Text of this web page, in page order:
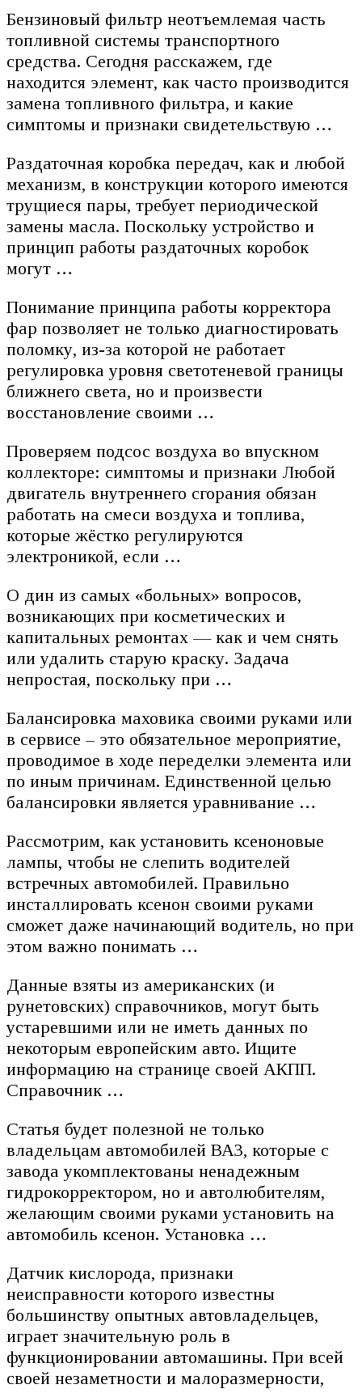
Бензиновый фильтр неотъемлемая часть
топливной системы транспортного
средства. Сегодня расскажем, где
находится элемент, как часто производится
замена топливного фильтра, и какие
симптомы и признаки свидетельствую …
Раздаточная коробка передач, как и любой
механизм, в конструкции которого имеются
трущиеся пары, требует периодической
замены масла. Поскольку устройство и
принцип работы раздаточных коробок
могут …
Понимание принципа работы корректора
фар позволяет не только диагностировать
поломку, из-за которой не работает
регулировка уровня светотеневой границы
ближнего света, но и произвести
восстановление своими …
Проверяем подсос воздуха во впускном
коллекторе: симптомы и признаки Любой
двигатель внутреннего сгорания обязан
работать на смеси воздуха и топлива,
которые жёстко регулируются
электроникой, если …
О дин из самых «больных» вопросов,
возникающих при косметических и
капитальных ремонтах — как и чем снять
или удалить старую краску. Задача
непростая, поскольку при …
Балансировка маховика своими руками или
в сервисе – это обязательное мероприятие,
проводимое в ходе переделки элемента или
по иным причинам. Единственной целью
балансировки является уравнивание …
Рассмотрим, как установить ксеноновые
лампы, чтобы не слепить водителей
встречных автомобилей. Правильно
инсталлировать ксенон своими руками
сможет даже начинающий водитель, но при
этом важно понимать …
Данные взяты из американских (и
рунетовских) справочников, могут быть
устаревшими или не иметь данных по
некоторым европейским авто. Ищите
информацию на странице своей АКПП.
Справочник …
Статья будет полезной не только
владельцам автомобилей ВАЗ, которые с
завода укомплектованы ненадежным
гидрокорректором, но и автолюбителям,
желающим своими руками установить на
автомобиль ксенон. Установка …
Датчик кислорода, признаки
неисправности которого известны
большинству опытных автовладельцев,
играет значительную роль в
функционировании автомашины. При всей
своей незаметности и малоразмерности,